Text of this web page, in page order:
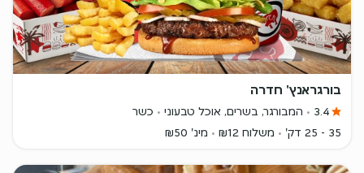
בורגראנץ' חדרה
3.4 המבורגר, בשרים, אוכל טבעוני
כשר
35 - 25 דק'
משלוח ₪12 מינ' ₪50